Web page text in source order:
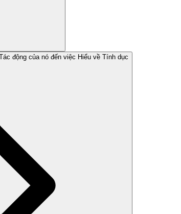
động của nó đến việc Hiểu về Tính dục